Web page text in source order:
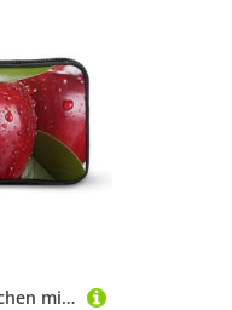
DDTKLSNV Federmäppchen mit rotem Apfel, großes Fassungsvermögen, niedliches Federmäppchen, Make-up-Kosmetiktasche für Damen und Herren